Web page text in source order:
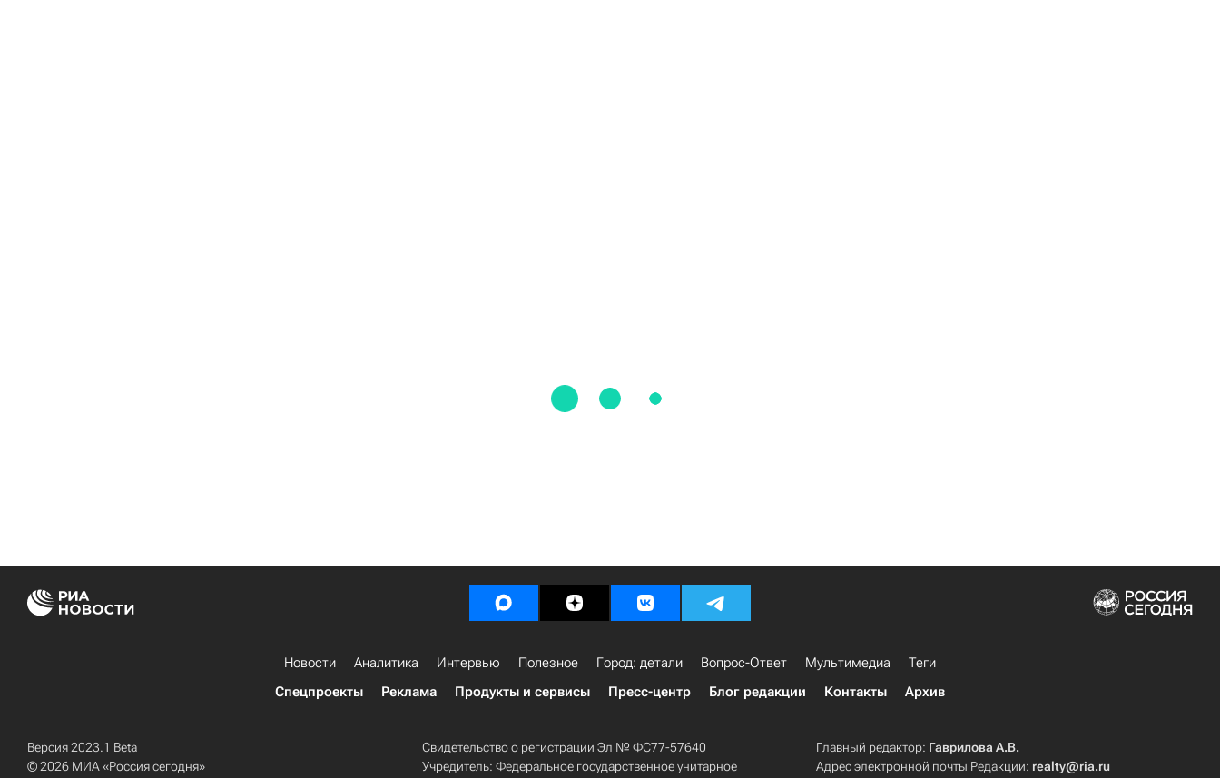
Новости Аналитика Интервью Полезное Город: детали Вопрос-Ответ Мультимедиа
Теги
Спецпроекты
Реклама Продукты и сервисы Пресс-центр Блог редакции Контакты Архив
Версия 2023.1 Beta
© 2026 МИА «Россия сегодня»
Свидетельство о регистрации Эл № ФС77-57640
Учредитель: Федеральное государственное унитарное
Главный редактор: Гаврилова А.В.
Адрес электронной почты Редакции: realty@ria.ru